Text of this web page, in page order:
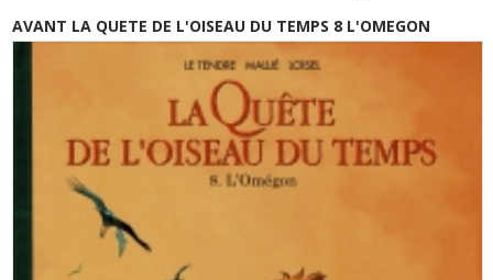
AVANT LA QUETE DE L'OISEAU DU TEMPS 8 L'OMEGON